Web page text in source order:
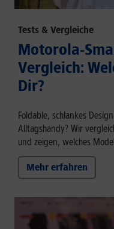
Tests & Vergleiche
Motorola-
Vergleich:
Dir?
Foldable, schlankes
Alltagshandy? Wir
und zeigen, welches
Mehr erfahren